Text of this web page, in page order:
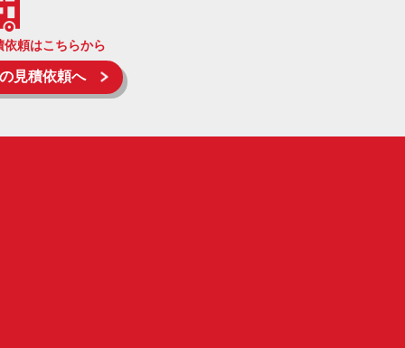
頼はこちらから
見積依頼へ